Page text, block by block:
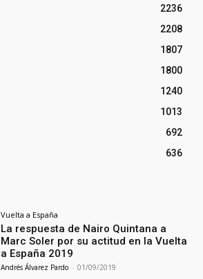
2236
2208
1807
1800
1240
1013
692
636
Vuelta a España
La respuesta de Nairo Quintana a
Marc Soler por su actitud en la Vuelta
a España 2019
Andrés Álvarez Pardo - 01/09/2019